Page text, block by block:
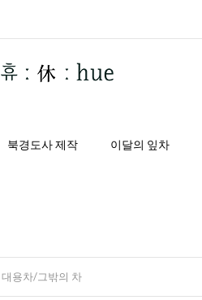
북경도사 제작 이달의 잎차
대용차/그밖의 차